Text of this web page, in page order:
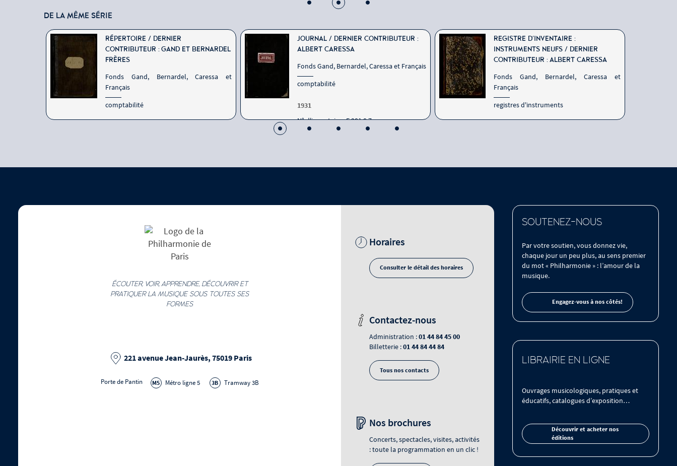
N° d'inventaire : E.981.8.31
DE LA MÊME SÉRIE
RÉPERTOIRE / DERNIER
CONTRIBUTEUR : GAND ET BERNARDEL
FRÈRES
Fonds Gand, Bernardel, Caressa et
Français
comptabilité
JOURNAL / DERNIER CONTRIBUTEUR :
ALBERT CARESSA
Fonds Gand, Bernardel, Caressa et Français
comptabilité
1931
N° d'inventaire : E.981.8.7
REGISTRE D'INVENTAIRE :
INSTRUMENTS NEUFS / DERNIER
CONTRIBUTEUR : ALBERT CARESSA
Fonds Gand, Bernardel, Caressa et
Français
registres d'instruments
ÉCOUTER, VOIR, APPRENDRE, DÉCOUVRIR ET
PRATIQUER LA MUSIQUE SOUS TOUTES SES
FORMES
221 avenue Jean-Jaurès, 75019 Paris
Porte de Pantin M5 Métro ligne 5 3B Tramway 3B
Horaires
Consulter le détail des horaires
Contactez-nous
Administration :01 44 84 45 00
Billetterie :01 44 84 44 84
Tous nos contacts
Nos brochures
Concerts, spectacles, visites, activités
: toute la programmation en un clic !
SOUTENEZ-NOUS
Par votre soutien, vous donnez vie,
chaque jour un peu plus, au sens premier
du mot « Philharmonie » : l’amour de la
musique.
Engagez-vous à nos côtés!
LIBRAIRIE EN LIGNE
Ouvrages musicologiques, pratiques et
éducatifs, catalogues d’exposition…
Découvrir et acheter nos
éditions